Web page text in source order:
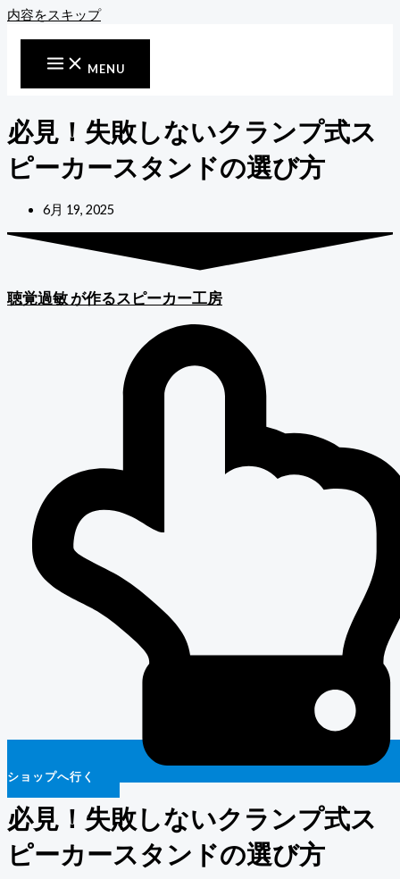
内容をスキップ
MENU
必見！失敗しないクランプ式ス
ピーカースタンドの選び方
6月 19, 2025
聴覚過敏が作るスピーカー工房
ショップへ行く
必見！失敗しないクランプ式ス
ピーカースタンドの選び方